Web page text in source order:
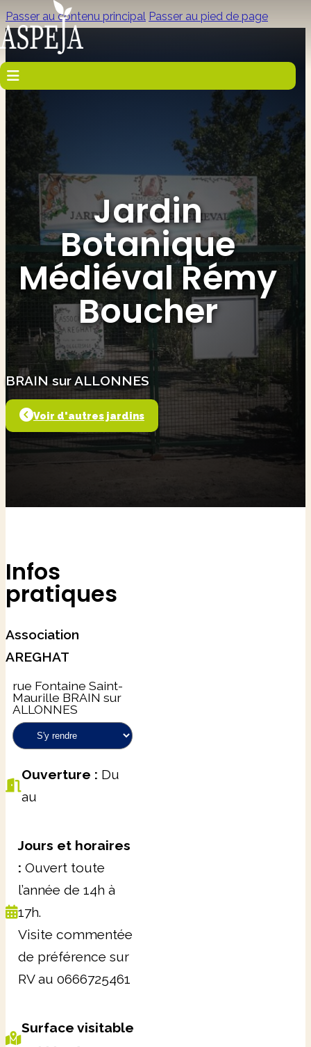
Passer au contenu principal Passer au pied de page
Jardin
Botanique
Médiéval Rémy
Boucher
BRAIN sur ALLONNES
Voir d'autres jardins
Infos
pratiques
Association
AREGHAT
rue Fontaine Saint-
Maurille BRAIN sur
ALLONNES
Ouverture : Du
au
Jours et horaires
: Ouvert toute
l’année de 14h à
17h.
Visite commentée
de préférence sur
RV au 0666725461
Surface visitable